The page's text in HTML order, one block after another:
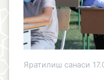
Яратилиш санаси